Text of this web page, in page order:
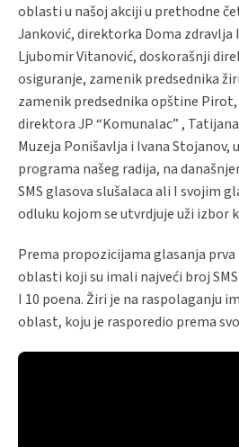
oblasti u našoj akciji u prethodne
Janković, direktorka Doma zdravlja
Ljubomir Vitanović, doskorašnji
osiguranje, zamenik predsednika
zamenik predsednika opštine
direktora JP “Komunalac” ,
Muzeja Ponišavlja i Ivana
programa našeg radija, na
SMS glasova slušalaca ali I svojim
odluku kojom se utvrdjuje uži izbor
Prema propozicijama glasanja
oblasti koji su imali najveći broj
I 10 poena. Žiri je na raspolaganju
oblast, koju je rasporedio prema